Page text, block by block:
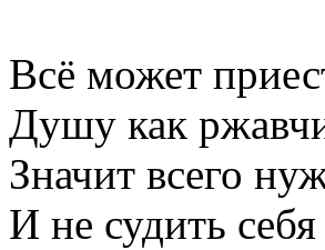
Всё может
Душу как
Значит всего
И не судить